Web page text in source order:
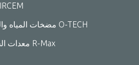
محركات أرسم IRCEM
مضخات المياه والغطاسات أو-تك O-TECH
معدات الحدائق أر-ماكس R-Max